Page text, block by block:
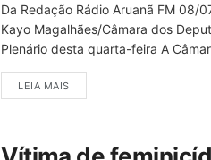
Da Redação Rádio Aruanã FM 08/
Kayo Magalhães/Câmara dos
Plenário desta quarta-feira A
LEIA MAIS